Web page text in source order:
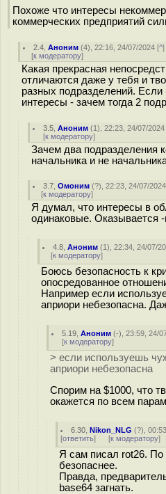
Похоже что интересы
коммерческих предприятий
2.4 ,Аноним (4), 22:16, 24/07/2024 [^]
[к модератору]
Какая прекрасная
отличаются даже у тебя и
разных подразделений.
интересы - зачем тогда 2
3.5 ,Аноним (1), 22:23, 24/07/2024
[к модератору]
Зачем два подразделения
начальника и не
3.7 ,Омоним (?), 22:23, 24/07/
[к модератору]
Я думал, что интересы в
одинаковые. Оказывается -
4.8 ,Аноним (1), 22:34, 24/07/
[к модератору]
Боюсь безопасность к
опосредованное
Например если
априори небезопасна.
5.19 ,Аноним (-), 23:59, 24/
[к модератору]
> если используешь
априори небезопасна
Спорим на $1000, что
окажется по всем
6.30 ,Nikon_NLG (?),
[ответить] [к модератору]
Я сам писал rot26. По
безопаснее.
Правда,
base64 загнать.